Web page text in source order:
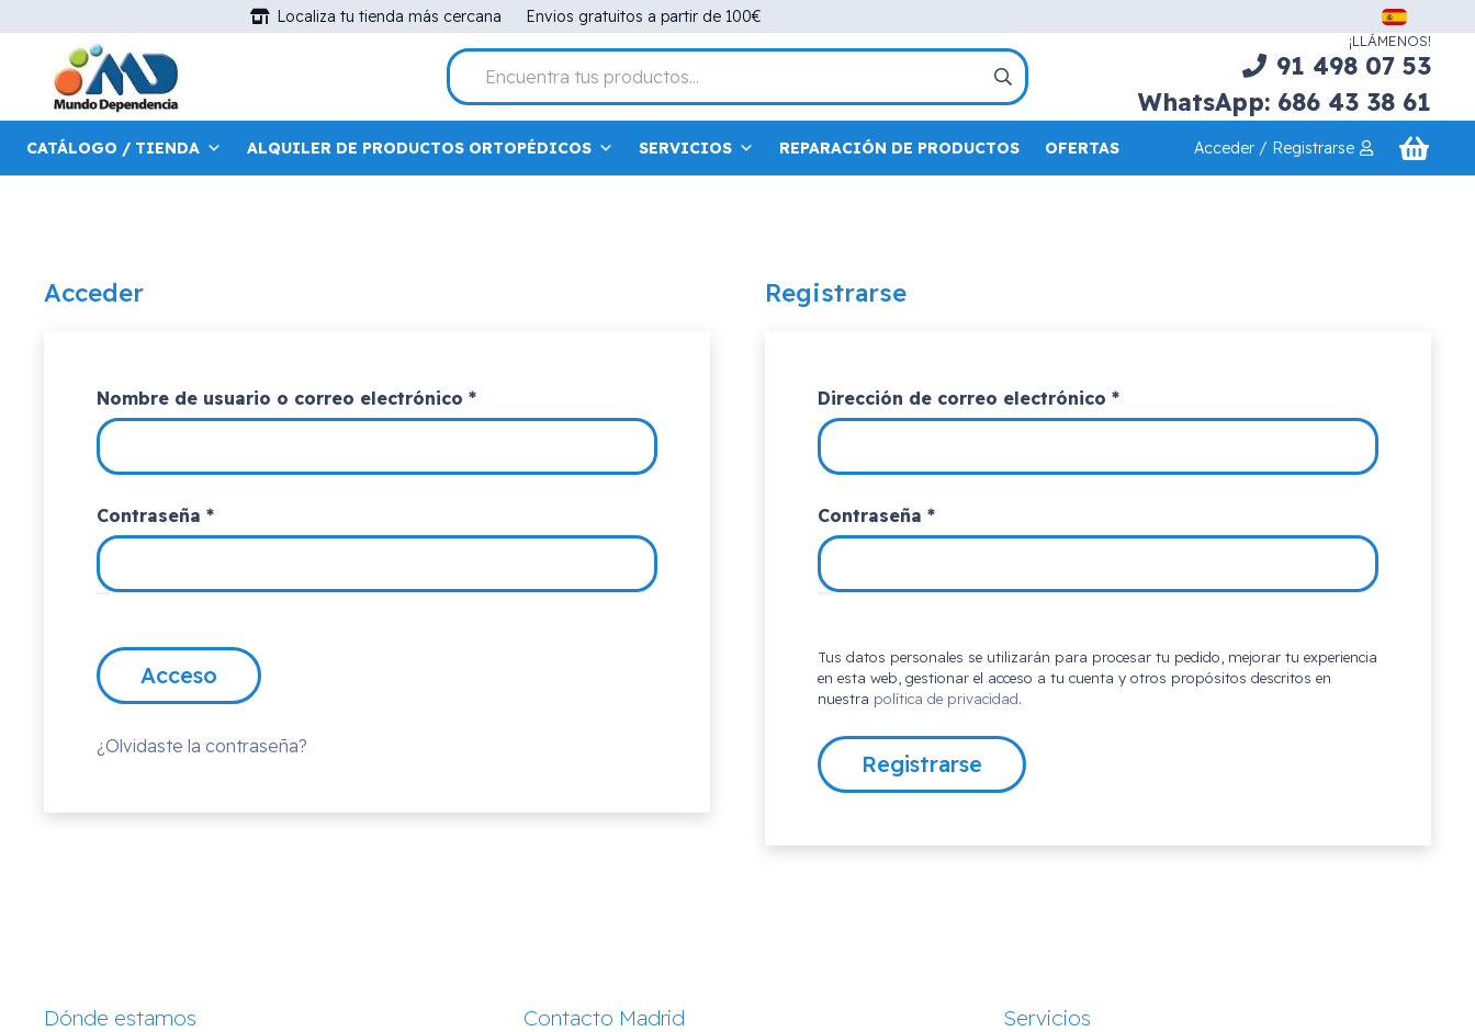
Localiza tu tienda más cercana Envios gratuitos a partir de 100€
¡LLÁMENOS!
91 498 07 53
WhatsApp: 686 43 38 61
CATÁLOGO / TIENDA ALQUILER DE PRODUCTOS ORTOPÉDICOS SERVICIOS REPARACIÓN DE PRODUCTOS OFERTAS Acceder / Registrarse
Acceder
Nombre de usuario o correo electrónico *Obligatorio
Contraseña *Obligatorio
Acceso
¿Olvidaste la contraseña?
Registrarse
Dirección de correo electrónico*Obligatorio
Contraseña*Obligatorio
Tus datos personales se utilizarán para procesar tu pedido, mejorar tu experiencia
en esta web, gestionar el acceso a tu cuenta y otros propósitos descritos en
nuestra política de privacidad.
Registrarse
Dónde estamos Contacto Madrid Servicios